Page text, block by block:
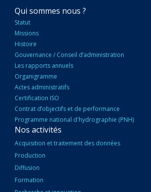
NAVIGATION
PRINCIPALE
Qui sommes nous ?
Statut
Missions
Histoire
Gouvernance / Conseil d’administration
Les rapports annuels
Organigramme
Actes administratifs
Certification ISO
Contrat d’objectifs et de performance
Programme national d'hydrographie (PNH)
Nos activités
Acquisition et traitement des données
Production
Diffusion
Formation